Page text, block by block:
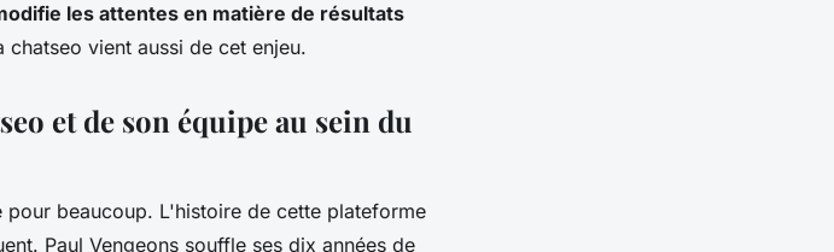
les attentes en matière de résultats
vient aussi de cet enjeu.
et de son équipe au sein du
beaucoup. L'histoire de cette plateforme
Paul Vengeons souffle ses dix années de